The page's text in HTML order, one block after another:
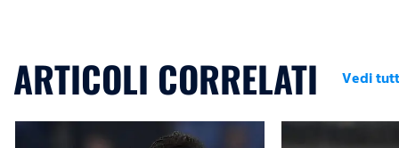
ARTICOLI CORRELATI Vedi